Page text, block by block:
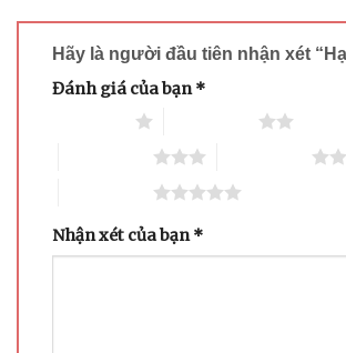
Hãy là người đầu tiên nhận xét
Đánh giá của bạn*
Nhận xét của bạn*